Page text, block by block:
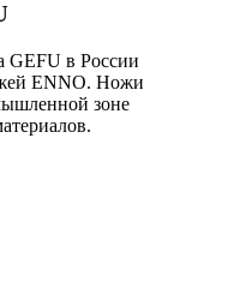
GEFU в России
ENNO. Ножи
зоне